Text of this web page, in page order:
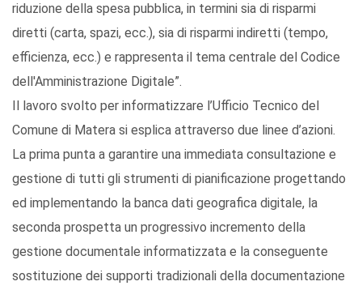
riduzione della spesa pubblica, in termini sia di risparmi
diretti (carta, spazi, ecc.), sia di risparmi indiretti (tempo,
efficienza, ecc.) e rappresenta il tema centrale del Codice
dell'Amministrazione Digitale”.
Il lavoro svolto per informatizzare l’Ufficio Tecnico del
Comune di Matera si esplica attraverso due linee d’azioni.
La prima punta a garantire una immediata consultazione e
gestione di tutti gli strumenti di pianificazione progettando
ed implementando la banca dati geografica digitale, la
seconda prospetta un progressivo incremento della
gestione documentale informatizzata e la conseguente
sostituzione dei supporti tradizionali della documentazione